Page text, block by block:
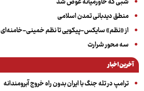
منطق دیدبانی تمدن اسلامی
از «نظم» سایکس-پیکویی تا نظم خمینی-خامنه‌ای
سه‌ محور شرارت
آخرین اخبار
ترامپ در تله جنگ با ایران بدون راه خروج آبرومندانه